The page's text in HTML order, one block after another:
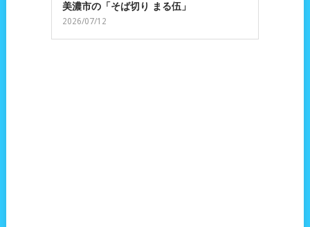
美濃市の「そば切り まる伍」
2026/07/12